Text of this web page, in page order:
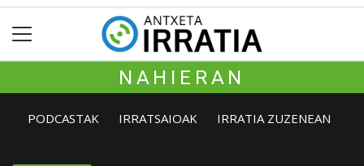
NAHIERAN
PODCASTAK IRRATSAIOAK IRRATIA ZUZENEAN